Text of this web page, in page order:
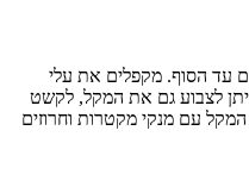
עד הסוף. מקפלים את עלי
לצבוע גם את המקל, לקשט
עם מנקי מקטרות וחרוזים